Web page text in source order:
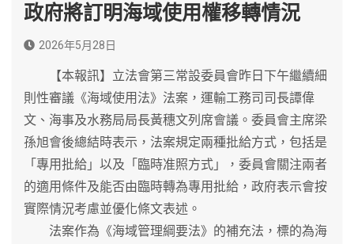
政府將訂明海域使用權移轉情況
2026年5月28日
【本報訊】立法會第三常設委員會昨日下午繼續細
則性審議《海域使用法》法案，運輸工務司司長譚偉
文、海事及水務局局長黃穗文列席會議。委員會主席梁
孫旭會後總結時表示，法案規定兩種批給方式，包括是
「專用批給」以及「臨時准照方式」，委員會關注兩者
的適用條件及能否由臨時轉為專用批給，政府表示會按
實際情況考慮並優化條文表述。
法案作為《海域管理綱要法》的補充法，標的為海